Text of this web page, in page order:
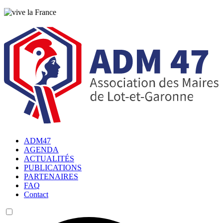
ADM47
AGENDA
ACTUALITÉS
PUBLICATIONS
PARTENAIRES
FAQ
Contact